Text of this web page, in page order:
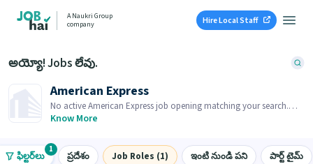
A Naukri Group
company
Hire Local Staff
అయ్యో! Jobs లేవు.
American Express
No active American Express job opening matching your search.
Browse similar job openings below.
Know More
ఫిల్టర్‌లు
1
ప్రదేశం Job Roles (1) ఇంటి నుండి పని పార్ట్ టైమ్